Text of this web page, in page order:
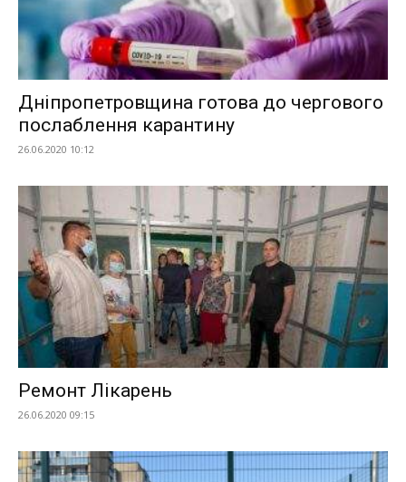
Дніпропетровщина готова до чергового
послаблення карантину
26.06.2020 10:12
Ремонт Лікарень
26.06.2020 09:15